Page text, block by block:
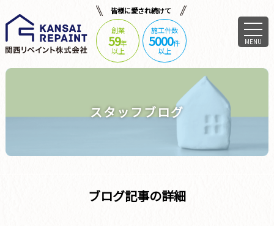
皆様に愛され続けて
創業
59年
以上
施工件数
5000件
以上
MENU
スタッフブログ
ブログ記事の詳細